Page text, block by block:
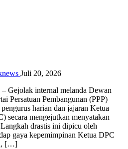
Juli 20, 2026
Gejolak internal melanda Dewan
Persatuan Pembangunan (PPP)
harian dan jajaran Ketua
secara mengejutkan menyatakan
drastis ini dipicu oleh
gaya kepemimpinan Ketua DPC
[…]